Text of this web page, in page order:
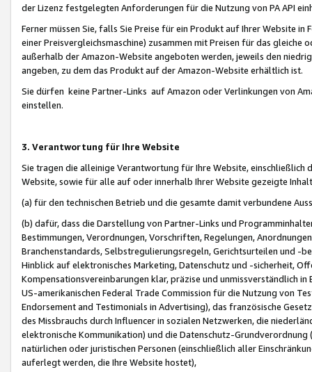
der Lizenz festgelegten Anforderungen für die Nutzung von PA API
Ferner müssen Sie, falls Sie Preise für ein Produkt auf Ihrer Website
einer Preisvergleichsmaschine) zusammen mit Preisen für das
außerhalb der Amazon-Website angeboten werden, jeweils den
angeben, zu dem das Produkt auf der Amazon-Website erhältlich ist.
Sie dürfen keine Partner-Links auf Amazon oder Verlinkungen von
einstellen.
3. Verantwortung für Ihre Website
Sie tragen die alleinige Verantwortung für Ihre Website,
Website, sowie für alle auf oder innerhalb Ihrer Website gezeigte
(a) für den technischen Betrieb und die gesamte damit verbundene
(b) dafür, dass die Darstellung von Partner-Links und
Bestimmungen, Verordnungen, Vorschriften, Regelungen,
Branchenstandards, Selbstregulierungsregeln, Gerichtsurteilen und -
Hinblick auf elektronisches Marketing, Datenschutz und -sicherheit,
Kompensationsvereinbarungen klar, präzise und unmissverständlich
US-amerikanischen Federal Trade Commission für die Nutzung von
Endorsement and Testimonials in Advertising), das französische
des Missbrauchs durch Influencer in sozialen Netzwerken, die
elektronische Kommunikation) und die Datenschutz-
natürlichen oder juristischen Personen (einschließlich aller
auferlegt werden, die Ihre Website hostet),